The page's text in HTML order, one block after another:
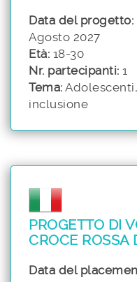
Data del progetto:
Agosto 2027
Età: 18-30
Nr. partecipanti: 1
Tema:
inclusione
PROGETTO DI
CROCE ROSSA
Data del